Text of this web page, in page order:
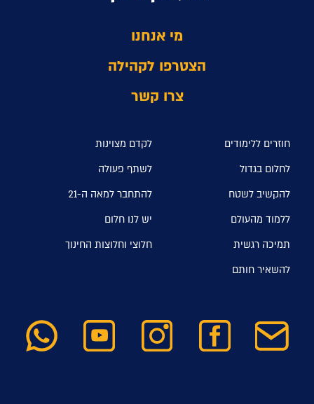
מי אנחנו
הצטרפו לקהילה
צרו קשר
חוזרים ללימודים
לקדם מצוינות
לחלום בגדול
לשתף פעולה
להקשיב לשטח
להתחבר למאה ה-21
ללמוד מהעולם
יש לנו חלום
תמיכה רגשית
חלוצי וחלוצות החינוך
להשאיר חותם